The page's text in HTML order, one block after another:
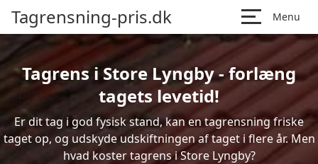
Tagrensning-pris.dk Menu
Tagrens i Store Lyngby - forlæng
tagets levetid!
Er dit tag i god fysisk stand, kan en tagrensning friske
taget op, og udskyde udskiftningen af taget i flere år. Men
hvad koster tagrens i Store Lyngby?